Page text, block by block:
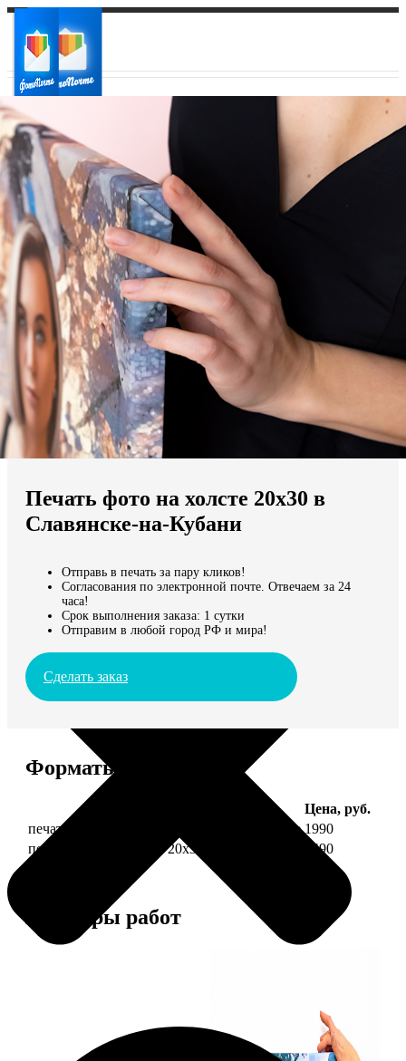
Ваш город:
Ваш регион доставки
Выберите из списка:
Мы доставляем по всему миру
Продолжить без города
Печать фото на холсте 20х30 в
Славянске-на-Кубани
Отправь в печать за пару кликов!
Согласования по электронной почте. Отвечаем за 24
часа!
Срок выполнения заказа: 1 сутки
Отправим в любой город РФ и мира!
Сделать заказ
Форматы и цены
Цена, руб.
печать фото на холсте 20х30 на подрамнике 1990
печать фото на холсте 20х30 в раме
4490
Примеры работ